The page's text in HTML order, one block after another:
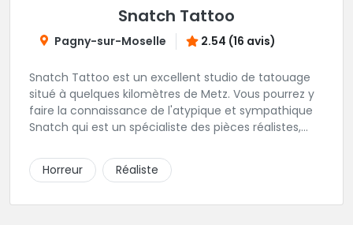
Snatch Tattoo
Pagny-sur-Moselle 2.54 (16 avis)
Snatch Tattoo est un excellent studio de tatouage
situé à quelques kilomètres de Metz. Vous pourrez y
faire la connaissance de l'atypique et sympathique
Snatch qui est un spécialiste des pièces réalistes,
Horreur
Réaliste